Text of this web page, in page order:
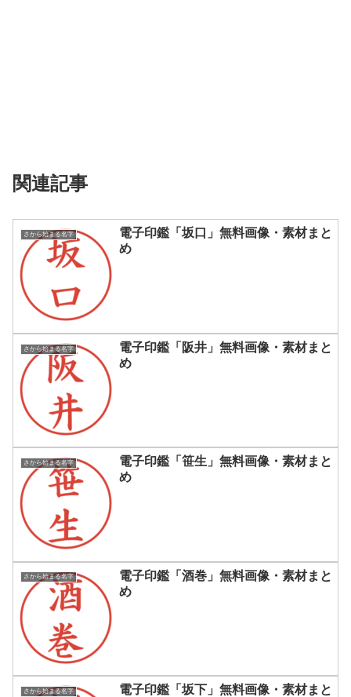
関連記事
さから始まる名字
電子印鑑「坂口」無料画像・素材まと
め
さから始まる名字
電子印鑑「阪井」無料画像・素材まと
め
さから始まる名字
電子印鑑「笹生」無料画像・素材まと
め
さから始まる名字
電子印鑑「酒巻」無料画像・素材まと
め
さから始まる名字
電子印鑑「坂下」無料画像・素材まと